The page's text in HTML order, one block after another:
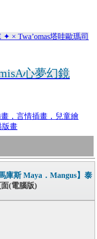
× Twa’omas塔哇歐瑪司
心夢幻鏡
，言情插畫，兒童繪
版畫
庫斯 Maya．Mangus】泰
(電腦版)